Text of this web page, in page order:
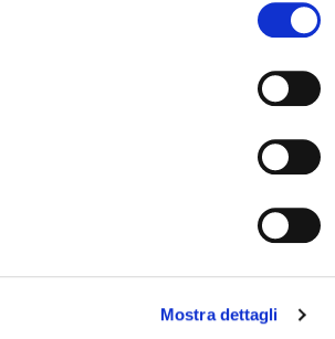
Mostra dettagli
annullamento